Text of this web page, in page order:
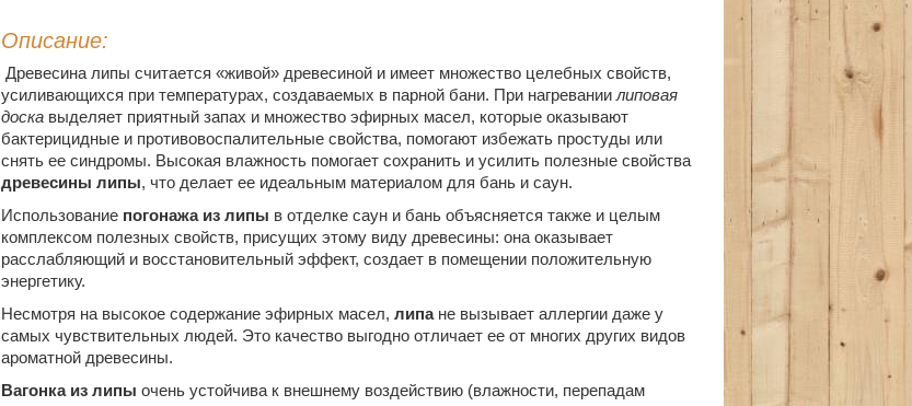
Описание:
Древесина липы считается «живой» древесиной и имеет множество целебных свойств,
усиливающихся при температурах, создаваемых в парной бани. При нагревании липовая
доска выделяет приятный запах и множество эфирных масел, которые оказывают
бактерицидные и противовоспалительные свойства, помогают избежать простуды или
снять ее синдромы. Высокая влажность помогает сохранить и усилить полезные свойства
древесины липы, что делает ее идеальным материалом для бань и саун.
Использование погонажа из липы в отделке саун и бань объясняется также и целым
комплексом полезных свойств, присущих этому виду древесины: она оказывает
расслабляющий и восстановительный эффект, создает в помещении положительную
энергетику.
Несмотря на высокое содержание эфирных масел, липа не вызывает аллергии даже у
самых чувствительных людей. Это качество выгодно отличает ее от многих других видов
ароматной древесины.
Вагонка из липы очень устойчива к внешнему воздействию (влажности, перепадам